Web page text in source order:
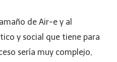
de Air-e y al
y social que tiene para
sería muy complejo,